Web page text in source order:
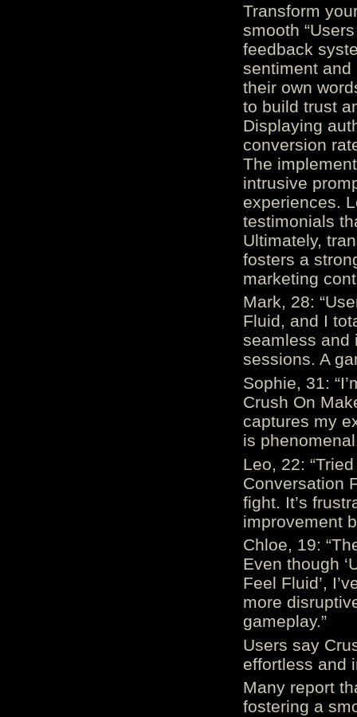
Transform
smooth
feedback
sentiment and
their own
to build trust
Displaying
conversion
The
intrusive
experiences.
testimonials
Ultimately,
fosters a
marketing
Mark, 28:
Fluid, and I
seamless and
sessions. A
Sophie, 31:
Crush On
captures my
is
Leo, 22:
Conversation
fight. It’s
improvement
Chloe, 19:
Even though
Feel Fluid’,
more
gameplay.”
Users say
effortless and
Many report
fostering a